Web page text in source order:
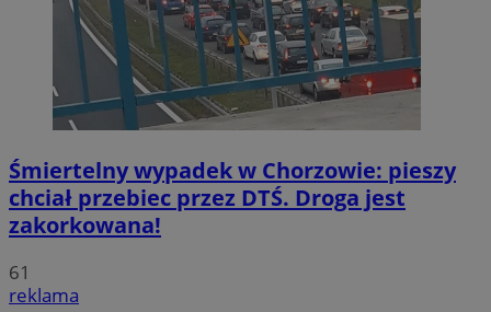
Śmiertelny wypadek w Chorzowie: pieszy
chciał przebiec przez DTŚ. Droga jest
zakorkowana!
61
reklama